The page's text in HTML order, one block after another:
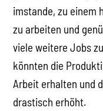
imstande, zu einem
zu arbeiten und
viele weitere Jobs
könnten die
Arbeit erhalten und
drastisch erhöht.